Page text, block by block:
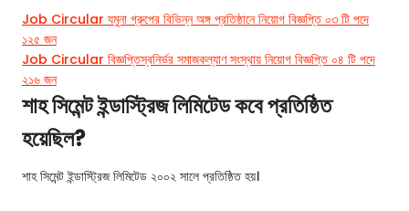
Job Circular যমুনা গ্রুপের বিভিন্ন অঙ্গ প্রতিষ্ঠানে নিয়োগ বিজ্ঞপ্তি ০৩ টি পদে
১২৫ জন
Job Circular বিজ্ঞপ্তিস্বনির্ভর সমাজকল্যাণ সংস্থায় নিয়োগ বিজ্ঞপ্তি ০৪ টি পদে
২১৬ জন
শাহ সিমেন্ট ইন্ডাস্ট্রিজ লিমিটেড কবে প্রতিষ্ঠিত
হয়েছিল?
শাহ সিমেন্ট ইন্ডাস্ট্রিজ লিমিটেড ২০০২ সালে প্রতিষ্ঠিত হয়।